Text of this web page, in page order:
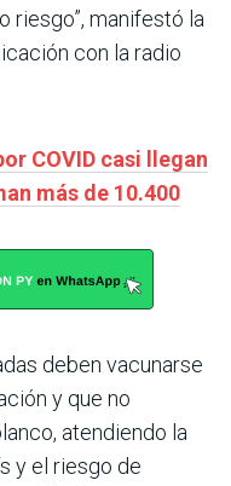
riesgo”, manifestó la
con la radio
COVID casi llegan
más de 10.400
deben vacunarse
y que no
atendiendo la
y el riesgo de